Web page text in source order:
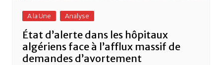
A la Une Analyse
État d’alerte dans les hôpitaux
algériens face à l’afflux massif de
demandes d’avortement